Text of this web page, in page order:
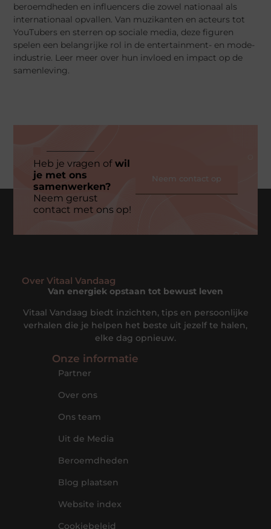
beroemdheden en influencers die zowel nationaal als
internationaal opvallen. Van muzikanten en acteurs tot
YouTubers en sterren op sociale media, deze figuren
spelen een belangrijke rol in de entertainment- en mode-
industrie. Leer meer over hun invloed en impact op de
samenleving.
Heb je vragen ofwil
je met ons
samenwerken?
Neem gerust
contact met ons op!
Neem contact op
Over Vitaal Vandaag
Van energiek opstaan tot bewust leven
Vitaal Vandaag biedt inzichten, tips en persoonlijke
verhalen die je helpen het beste uit jezelf te halen,
elke dag opnieuw.
Onze informatie
Partner
Over ons
Ons team
Uit de Media
Beroemdheden
Blog plaatsen
Website index
Cookiebeleid